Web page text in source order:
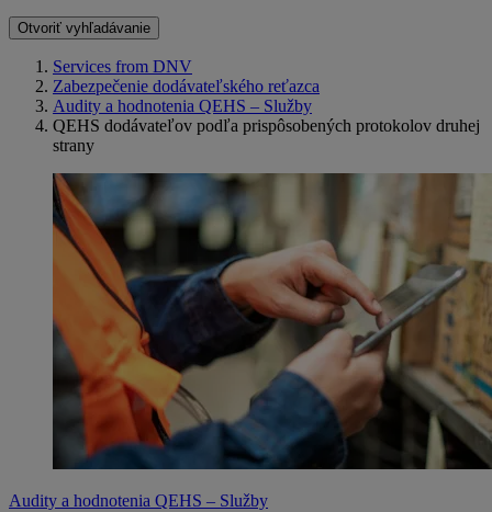
Otvoriť vyhľadávanie
Services from DNV
Zabezpečenie dodávateľského reťazca
Audity a hodnotenia QEHS – Služby
QEHS dodávateľov podľa prispôsobených protokolov druhej
strany
Audity a hodnotenia QEHS – Služby